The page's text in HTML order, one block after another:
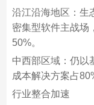
沿江沿海地区‌：生
密集型软件主战场
50%‌。
中西部区域‌：仍以
成本解决方案占
行业整合加速‌